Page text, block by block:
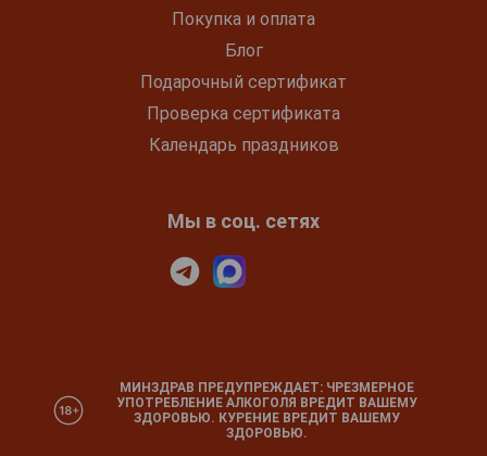
Покупка и оплата
Блог
Подарочный сертификат
Проверка сертификата
Календарь праздников
Мы в соц. сетях
МИНЗДРАВ ПРЕДУПРЕЖДАЕТ: ЧРЕЗМЕРНОЕ
УПОТРЕБЛЕНИЕ АЛКОГОЛЯ ВРЕДИТ ВАШЕМУ
ЗДОРОВЬЮ. КУРЕНИЕ ВРЕДИТ ВАШЕМУ
ЗДОРОВЬЮ.